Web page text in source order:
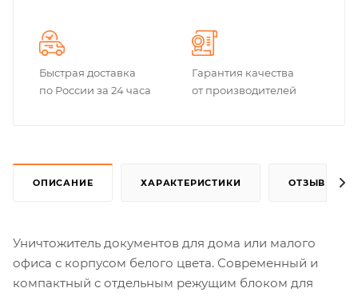
Быстрая доставка
по России за 24 часа
Гарантия качества
от производителей
ОПИСАНИЕ ХАРАКТЕРИСТИКИ ОТЗЫВЫ
Уничтожитель документов для дома или малого
офиса с корпусом белого цвета. Современный и
компактный с отдельным режущим блоком для